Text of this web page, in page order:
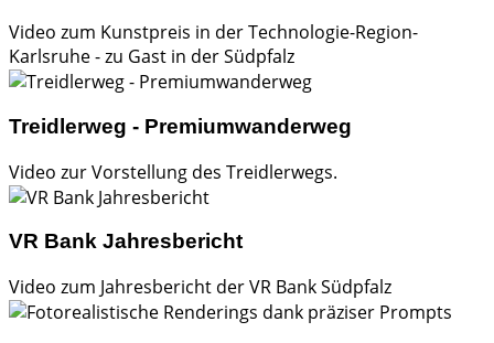
Video zum Kunstpreis in der Technologie-Region-
Karlsruhe - zu Gast in der Südpfalz
Treidlerweg - Premiumwanderweg
Video zur Vorstellung des Treidlerwegs.
VR Bank Jahresbericht
Video zum Jahresbericht der VR Bank Südpfalz